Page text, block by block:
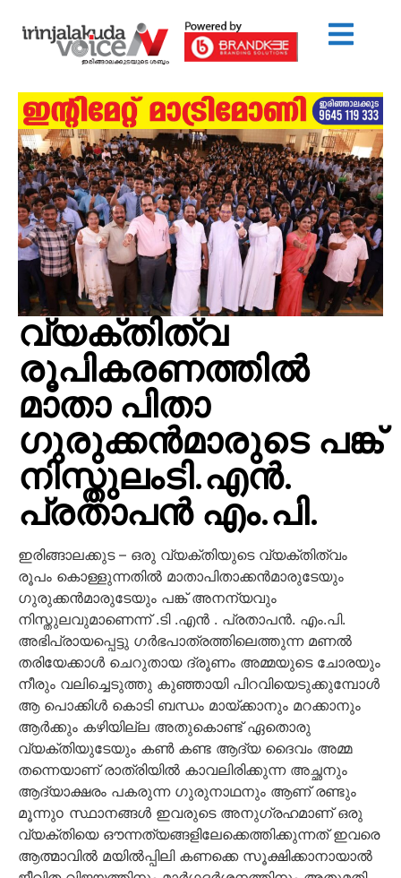
വ്യക്തിത്വ
രൂപികരണത്തിൽ
മാതാ പിതാ
ഗുരുക്കൻമാരുടെ പങ്ക്
നിസ്തുലംടി.എൻ.
പ്രതാപൻ എം.പി.
ഇരിങ്ങാലക്കുട – ഒരു വ്യക്തിയുടെ വ്യക്തിത്വം
രൂപം കൊള്ളുന്നതിൽ മാതാപിതാക്കൻമാരുടേയും
ഗുരുക്കൻമാരുടേയും പങ്ക് അനന്യവും
നിസ്തുലവുമാണെന്ന് .ടി .എൻ . പ്രതാപൻ. എം.പി.
അഭിപ്രായപ്പെട്ടു ഗർഭപാത്രത്തിലെത്തുന്ന മണൽ
തരിയേക്കാൾ ചെറുതായ ദ്രൂണം അമ്മയുടെ ചോരയും
നീരും വലിച്ചെടുത്തു കുഞ്ഞായി പിറവിയെടുക്കുമ്പോൾ
ആ പൊക്കിൾ കൊടി ബന്ധം മായ്ക്കാനും മറക്കാനും
ആർക്കും കഴിയില്ല അതുകൊണ്ട് ഏതൊരു
വ്യക്തിയുടേയും കൺ കണ്ട ആദ്യ ദൈവം അമ്മ
തന്നെയാണ് രാത്രിയിൽ കാവലിരിക്കുന്ന അച്ഛനും
ആദ്യാക്ഷരം പകരുന്ന ഗുരുനാഥനും ആണ് രണ്ടും
മൂന്നുo സ്ഥാനങ്ങൾ ഇവരുടെ അനുഗ്രഹമാണ് ഒരു
വ്യക്തിയെ ഔന്നത്യങ്ങളിലേക്കെത്തിക്കുന്നത് ഇവരെ
ആത്മാവിൽ മയിൽപ്പിലി കണക്കെ സൂക്ഷിക്കാനായാൽ